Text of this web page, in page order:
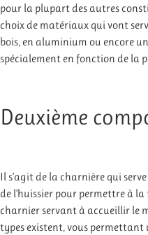
pour la plupart des autres
choix de matériaux qui vont
bois, en aluminium ou encore
spécialement en fonction de la
Deuxième
Il s’agit de la charnière qui
de l’huissier pour permettre à
charnier servant à accueillir le
types existent, vous permettant